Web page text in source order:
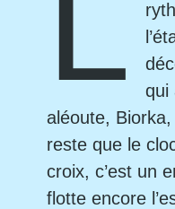
qui
aléoute,
reste que le
croix, c’est un
flotte encore